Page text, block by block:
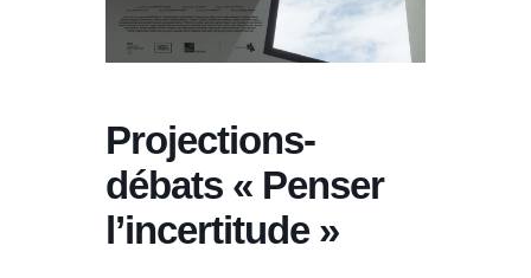
Projections-
débats « Penser
l’incertitude »